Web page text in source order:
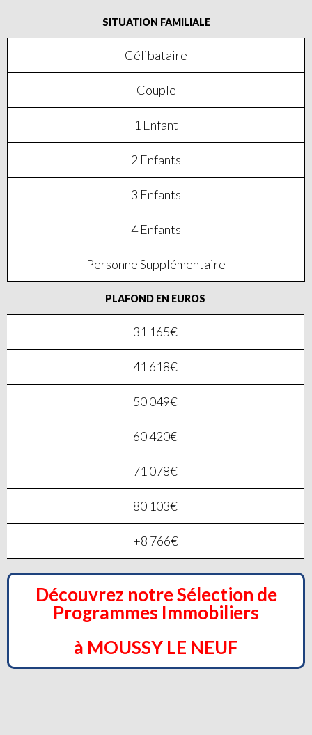
SITUATION FAMILIALE
Célibataire
Couple
1 Enfant
2 Enfants
3 Enfants
4 Enfants
Personne Supplémentaire
PLAFOND EN EUROS
31 165€
41 618€
50 049€
60 420€
71 078€
80 103€
+8 766€
Découvrez notre Sélection de
Programmes Immobiliers
à MOUSSY LE NEUF